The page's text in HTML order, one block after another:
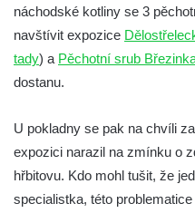
náchodské kotliny se 3
navštívit expozice
tady) a Pěchotní srub
dostanu.
U pokladny se pak na chvíli
expozici narazil na zmínku o
hřbitovu. Kdo mohl tušit, že
specialistka, této